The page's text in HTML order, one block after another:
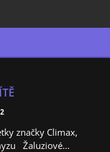
značky Climax,
Žaluziové...